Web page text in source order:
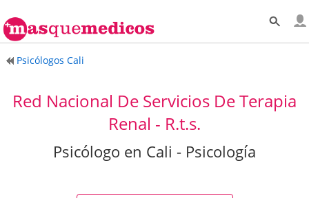
Psicólogos Cali
Red Nacional De Servicios De Terapia
Renal - R.t.s.
Psicólogo en Cali - Psicología